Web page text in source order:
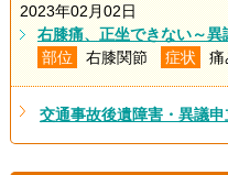
2023年02月02日
右膝痛、正坐できない～
部位
右膝関節 症状 痛
交通事故後遺障害・異議申